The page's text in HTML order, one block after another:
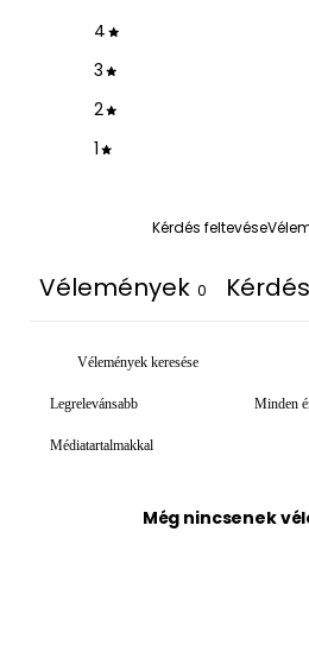
4
3
2
1
Kérdés feltevése
Vélemények 0
Médiatartalmakkal
Még nincsenek